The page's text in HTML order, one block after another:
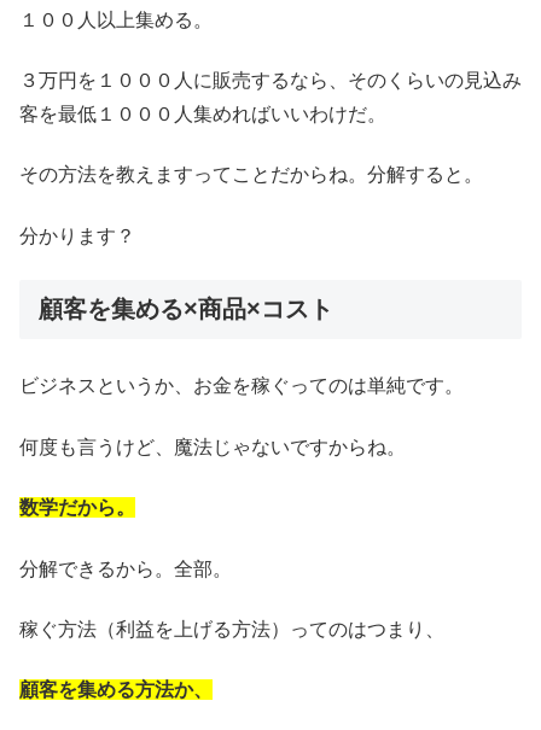
１００人以上集める。
３万円を１０００人に販売するなら、そのくらいの見込み
客を最低１０００人集めればいいわけだ。
その方法を教えますってことだからね。分解すると。
分かります？
顧客を集める×商品×コスト
ビジネスというか、お金を稼ぐってのは単純です。
何度も言うけど、魔法じゃないですからね。
数学だから。
分解できるから。全部。
稼ぐ方法（利益を上げる方法）ってのはつまり、
顧客を集める方法か、